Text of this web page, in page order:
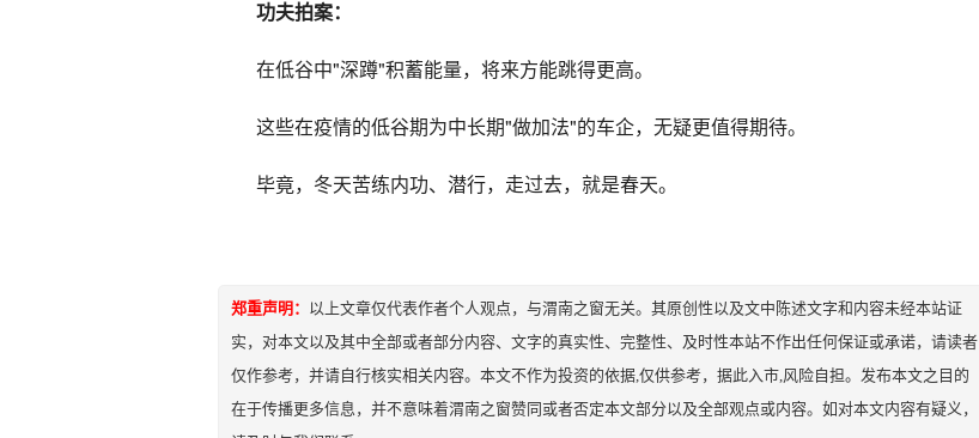
功夫拍案：
在低谷中"深蹲"积蓄能量，将来方能跳得更高。
这些在疫情的低谷期为中长期"做加法"的车企，无疑更值得期待。
毕竟，冬天苦练内功、潜行，走过去，就是春天。
郑重声明： 以上文章仅代表作者个人观点，与渭南之窗无关。其原创性以及文中陈述文字和内容未经本站证
实，对本文以及其中全部或者部分内容、文字的真实性、完整性、及时性本站不作出任何保证或承诺，请读者
仅作参考，并请自行核实相关内容。本文不作为投资的依据,仅供参考，据此入市,风险自担。发布本文之目的
在于传播更多信息，并不意味着渭南之窗赞同或者否定本文部分以及全部观点或内容。如对本文内容有疑义，